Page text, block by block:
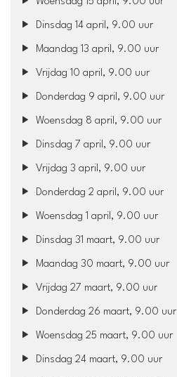
Dinsdag 14 april, 9.00 uur
Maandag 13 april, 9.00 uur
Vrijdag 10 april, 9.00 uur
Donderdag 9 april, 9.00 uur
Woensdag 8 april, 9.00 uur
Dinsdag 7 april, 9.00 uur
Vrijdag 3 april, 9.00 uur
Donderdag 2 april, 9.00 uur
Woensdag 1 april, 9.00 uur
Dinsdag 31 maart, 9.00 uur
Maandag 30 maart, 9.00 uur
Vrijdag 27 maart, 9.00 uur
Donderdag 26 maart, 9.00 uur
Woensdag 25 maart, 9.00 uur
Dinsdag 24 maart, 9.00 uur